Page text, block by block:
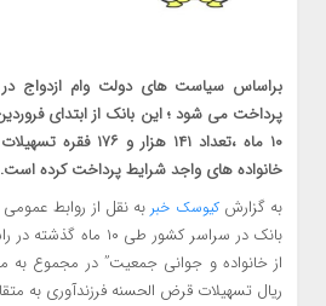
براساس سیاست های دولت وام ازدواج در
۱۰ ماه ،تعداد ۱۴۱
خانواده های واجد شرایط پرداخت کرده است.
به گزارشکیوسک خبربه نقل از روابط
بانک در سراسر کشور طی
ریال تسهیلات قرض الحسنه فرزندآوری به